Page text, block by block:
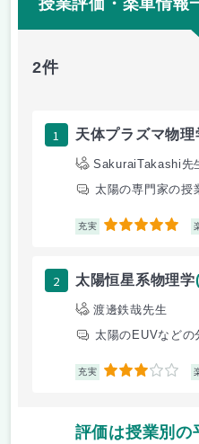
授業評価・楽単情報
2件
1 天体プラズマ物理
SakuraiTakashi先
太陽の専門家の授
充実 5
2 太陽恒星系物理学
渡邊鉄哉先生
太陽のEUVなどの
充実 3
評価は授業別の